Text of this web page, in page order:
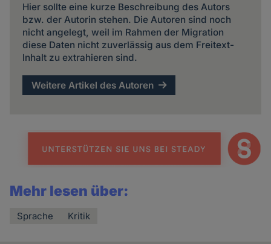
Hier sollte eine kurze Beschreibung des Autors
bzw. der Autorin stehen. Die Autoren sind noch
nicht angelegt, weil im Rahmen der Migration
diese Daten nicht zuverlässig aus dem Freitext-
Inhalt zu extrahieren sind.
Weitere Artikel des Autoren
Mehr lesen über:
Sprache Kritik